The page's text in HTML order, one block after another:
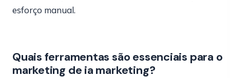
esforço manual.
Quais ferramentas são essenciais para o
marketing de ia marketing?